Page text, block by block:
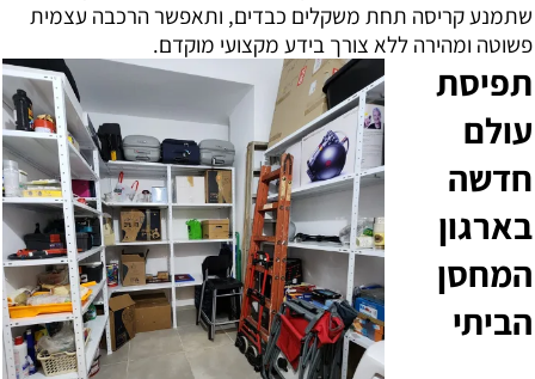
שתמנע קריסה תחת משקלים כבדים, ותאפשר הרכבה עצמית
פשוטה ומהירה ללא צורך בידע מקצועי מוקדם.
תפיסת
עולם
חדשה
בארגון
המחסן
הביתי